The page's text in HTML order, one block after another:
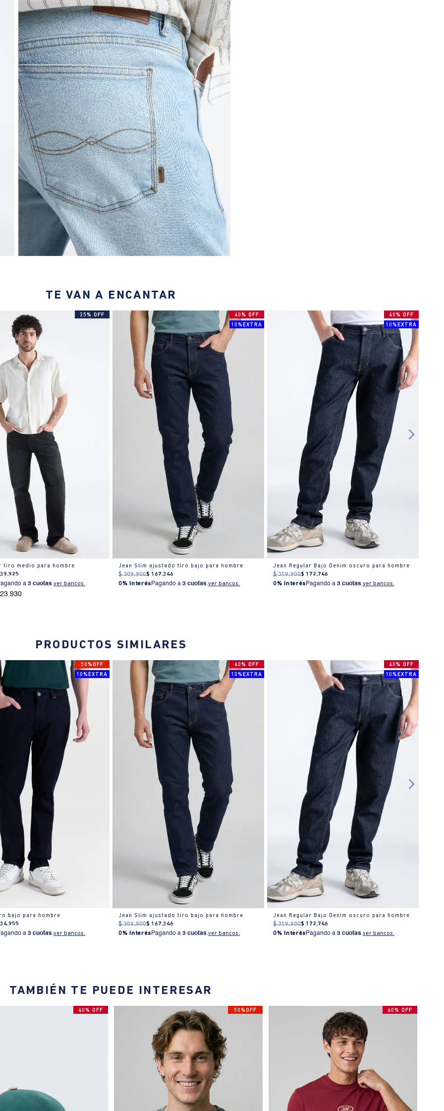
TE VAN A ENCANTAR
25% OFF
tiro medio para hombre
.925
a3 cuotas.ver bancos.
40% OFF
10%EXTRA
Jean Slim ajustado tiro bajo para hombre
$ 309.900$ 167.346
0% Interés Pagando a3 cuotas.ver bancos.
40% OFF
10%EXTRA
Jean Regular Bajo Denim oscuro para hombre
$ 319.900$ 172.746
0% Interés Pagando a3 cuotas.ver bancos.
PRODUCTOS SIMILARES
50%OFF
10%EXTRA
bajo para hombre
.955
a3 cuotas.ver bancos.
40% OFF
10%EXTRA
Jean Slim ajustado tiro bajo para hombre
$ 309.900$ 167.346
0% Interés Pagando a3 cuotas.ver bancos.
40% OFF
10%EXTRA
Jean Regular Bajo Denim oscuro para hombre
$ 319.900$ 172.746
0% Interés Pagando a3 cuotas.ver bancos.
TAMBIÉN TE PUEDE INTERESAR
40% OFF 50%OFF 40% OFF